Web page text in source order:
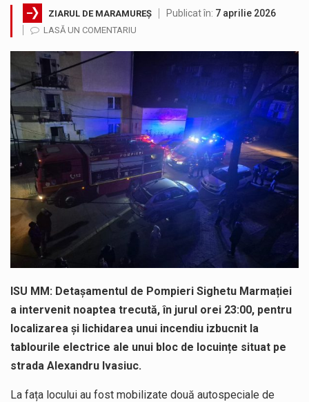
Noile statii de călători, achizitionate la preț de garsonieră per bucată, dezamăgesc total cetățenii care folosesc mijloacele de transport în…
Municipiul Baia Mare, prin Serviciul Public Comunitar Local de Evidență a Persoanelor - Serviciul Evidența Persoanelor, îi informează pe cetățenii…
Fostul deputat si primar Cătălin Cherecheș a fost invitat la Horia Nasra Show unde a sustinut o dezbatere pe teme…
Pompierii militari si un echipaj SMURD au intervenit in aceasta dimineata la degajarea unei persoane care a fost găsită spânzurată…
Liceul Ucrainean „Taras Șevcenko” din Sighetu Marmației, singurul liceu din România cu predare în limba ucraineană, are potențialul de a-și…
Proiectul pentru reconstrucția definitivă a podului peste râul Săsar din Baia Mare avansează într-o nouă etapă concretă. După asigurarea finanțării…
ZIARUL DE MARAMUREȘ Publicat în: 7 aprilie 2026
LASĂ UN COMENTARIU
ISU MM: ​Detașamentul de Pompieri Sighetu Marmației
a intervenit noaptea trecută, în jurul orei 23:00, pentru
localizarea și lichidarea unui incendiu izbucnit la
tablourile electrice ale unui bloc de locuințe situat pe
strada Alexandru Ivasiuc.
​La fața locului au fost mobilizate ​două autospeciale de